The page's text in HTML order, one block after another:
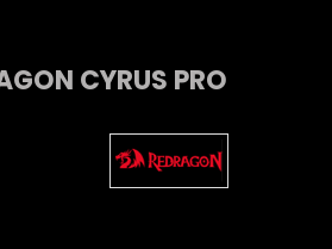
CYRUS PRO